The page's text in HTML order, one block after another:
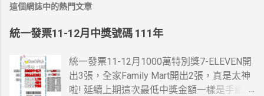
這個網誌中的熱門文章
統一發票11-12月中獎號碼 111年
統一發票11-12月1000萬特別獎7-ELEVEN開
出3張，全家Family Mart開出2張，真是太神
啦! 延續上期這次最低中獎金額一樣是手續